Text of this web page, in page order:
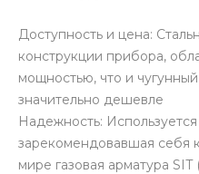
Доступность и цена:
конструкции прибора,
мощностью, что и
значительно дешевле
Надежность:
зарекомендовавшая себя
мире газовая арматура SIT